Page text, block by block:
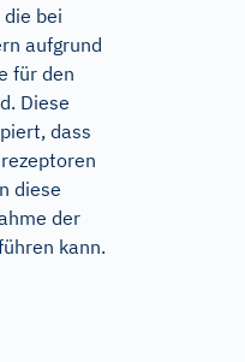
die bei
aufgrund
für den
Diese
dass
diese
der
kann.